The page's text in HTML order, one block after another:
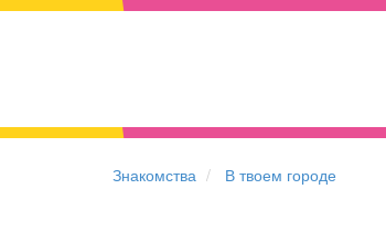
Знакомства В твоем городе